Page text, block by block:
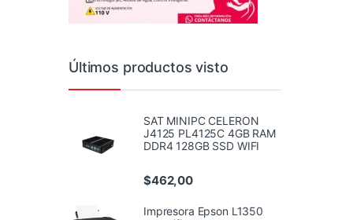
Últimos productos visto
SAT MINIPC CELERON
J4125 PL4125C 4GB RAM
DDR4 128GB SSD WIFI
$462,00
Impresora Epson L1350